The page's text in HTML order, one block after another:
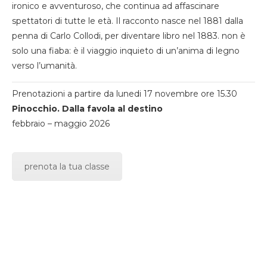
ironico e avventuroso, che continua ad affascinare
spettatori di tutte le età. Il racconto nasce nel 1881 dalla
penna di Carlo Collodi, per diventare libro nel 1883. non è
solo una fiaba: è il viaggio inquieto di un’anima di legno
verso l’umanità.
Prenotazioni a partire da lunedi 17 novembre ore 15.30
Pinocchio. Dalla favola al destino
febbraio – maggio 2026
prenota la tua classe